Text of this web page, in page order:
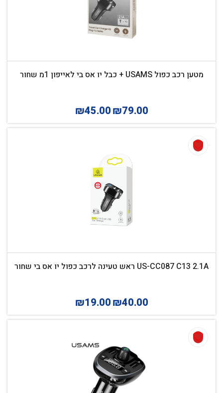
מטען רכב כפול USAMS + כבל יו אס בי לאייפון 1מ שחור
₪79.00
₪45.00
US-CC087 C13 2.1A ראש טעינה לרכב כפול יו אס בי שחור
₪40.00
₪19.00